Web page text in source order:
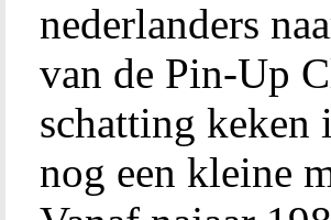
nederlanders
van de Pin-Up
schatting
nog een kleine